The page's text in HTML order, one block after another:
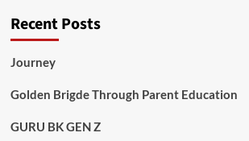
Recent Posts
Journey
Golden Brigde Through Parent Education
GURU BK GEN Z